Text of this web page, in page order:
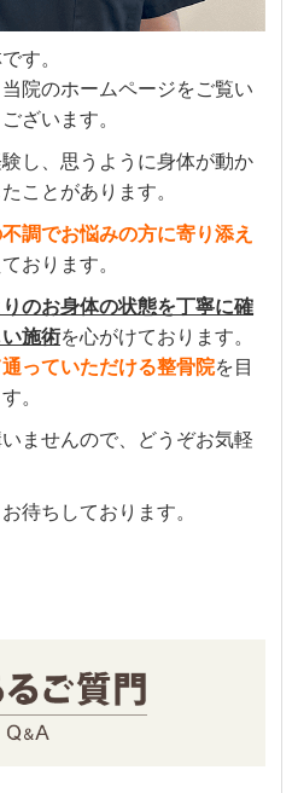
す。
院のホームページをご覧い
ざいます。
し、思うように身体が動か
ことがあります。
調でお悩みの方に寄り添え
おります。
のお身体の状態を丁寧に確
施術を心がけております。
っていただける整骨院を目
。
ませんので、どうぞお気軽
待ちしております。